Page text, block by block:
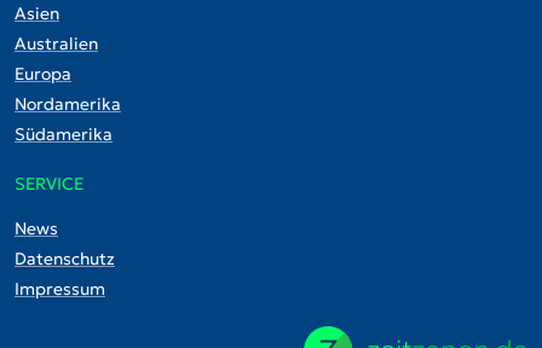
Asien
Australien
Europa
Nordamerika
Südamerika
SERVICE
News
Datenschutz
Impressum